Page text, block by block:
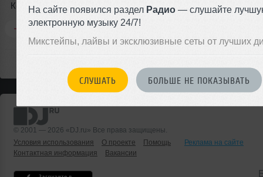
На сайте появился раздел Радио — слушайте
электронную музыку 24/7!
Микстейпы, лайвы и эксклюзивные сеты от лучших
СЛУШАТЬ БОЛЬШЕ НЕ ПОКАЗЫВАТЬ
Комментируем)
0 Комментировать
© 2001 — 2026 «DJ.ru» Все права защищены.
Условия использования
О проекте Помощь
Реклама на сайте
Контактная информация
Вакансии